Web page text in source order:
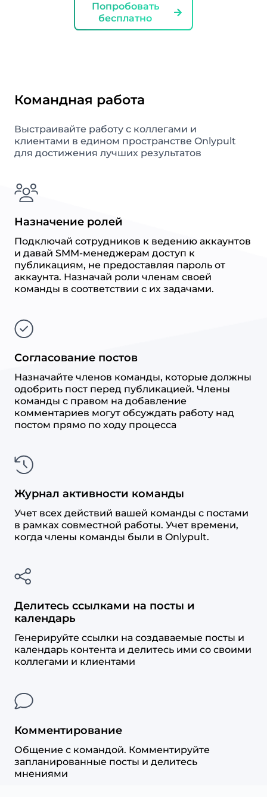
Попробовать
бесплатно
Командная работа
Выстраивайте работу с коллегами и
клиентами в едином пространстве Onlypult
для достижения лучших результатов
Назначение ролей
Подключай сотрудников к ведению аккаунтов
и давай SMM-менеджерам доступ к
публикациям, не предоставляя пароль от
аккаунта. Назначай роли членам своей
команды в соответствии с их задачами.
Согласование постов
Назначайте членов команды, которые должны
одобрить пост перед публикацией. Члены
команды с правом на добавление
комментариев могут обсуждать работу над
постом прямо по ходу процесса
Журнал активности команды
Учет всех действий вашей команды с постами
в рамках совместной работы. Учет времени,
когда члены команды были в Onlypult.
Делитесь ссылками на посты и
календарь
Генерируйте ссылки на создаваемые посты и
календарь контента и делитесь ими со своими
коллегами и клиентами
Комментирование
Общение с командой. Комментируйте
запланированные посты и делитесь
мнениями